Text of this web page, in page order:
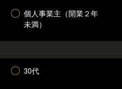
個人事業主（開業２年
未満）
30代